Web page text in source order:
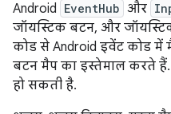
Android EventHub और
जॉयस्टिक बटन, और
कोड से Android इवेंट कोड में
बटन मैप का इस्तेमाल करते हैं.
हो सकती है.